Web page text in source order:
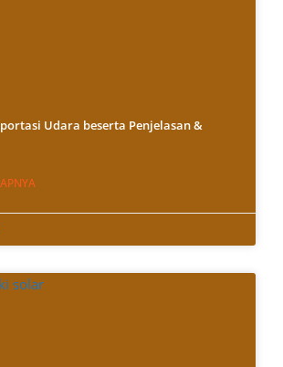
Udara beserta Penjelasan &